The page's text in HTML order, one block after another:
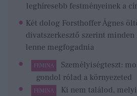
leghíresebb festményeinek a
Két dolog Forsthoffer Ágnes
divatszerkesztő szerint minden
lenne megfogadnia
FEMINA
Személyiségteszt:
gondol rólad a környezeted
FEMINA
Ki nem találod,